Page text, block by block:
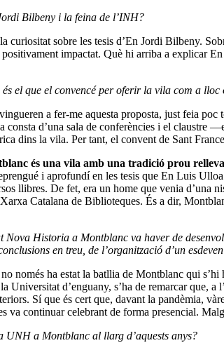
Bilbeny i la feina de l’INH?
curiositat sobre les tesis d’En Jordi Bilbeny.
impactat. Què hi arriba a explicar
el que el convencé per oferir la vila com a
a fer-me aquesta proposta, just feia
consta d’una sala de conferències i el
dins la vila. Per tant, el convent de Sant
és una vila amb una tradició prou
i aprofundí en les tesis que En Luis
llibres. De fet, era un home que venia
Catalana de Biblioteques. És a dir,
Historia a Montblanc va haver de
en treu, de l’organització d’un
només ha estat la batllia de Montblanc qui
Universitat d’enguany, s’ha de remarcar que,
Sí que és cert que, davant la pandèmia,
va continuar celebrant de forma presencial.
a Montblanc al llarg d’aquests anys?